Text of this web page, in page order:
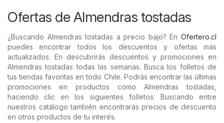
Ofertas de Almendras tostadas
¿Buscando Almendras tostadas a precio bajo? En Ofertero.cl
puedes encontrar todos los descuentos y ofertas más
actualizados. En descubrirás descuentos y promociones en
Almendras tostadas todas las semanas. Busca los folletos de
tus tiendas favoritas en todo Chile. Podrás encontrar las últimas
promociones en productos como Almendras tostadas,
haciendo clic en los siguientes folletos: Buscando entre
nuestros catálogo también encontrarás precios de descuento
en otros productos de tu interés.